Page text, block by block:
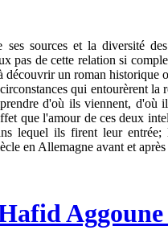
ses sources et la diversité
pas de cette relation si
découvrir un roman historique
qui entourèrent
d'où ils viennent, d'où
que l'amour de ces deux
lequel ils firent leur
en Allemagne avant et
Aggoune